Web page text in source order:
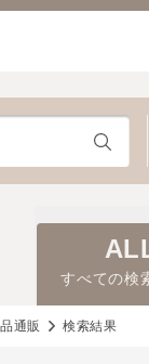
すべての検
通販 検索結果